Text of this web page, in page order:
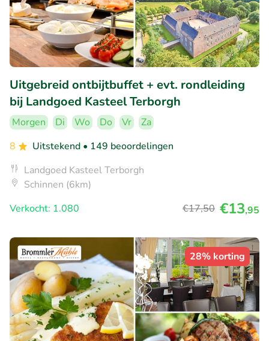
Uitgebreid ontbijtbuffet + evt. rondleiding
bij Landgoed Kasteel Terborgh
Morgen Di Wo Do Vr
Za
8
Uitstekend • 149 beoordelingen
Landgoed Kasteel Terborgh
Schinnen (6km)
Verkocht: 1.080
€17,50 €13,95
28% korting